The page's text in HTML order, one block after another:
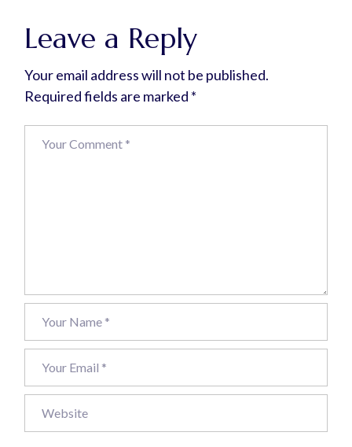
Leave a Reply
Your email address will not be published.
Required fields are marked *